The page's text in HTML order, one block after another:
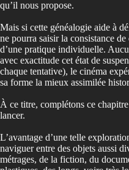
qu’il nous propose.
Mais si cette généalogie aide à
ne pourra saisir la consistance
d’une pratique individuelle.
avec exactitude cet état de
chaque tentative), le cinéma
sa forme la mieux assimilée
À ce titre, complétons ce
lancer.
L’avantage d’une telle
naviguer entre des objets aussi
métrages, de la fiction, du